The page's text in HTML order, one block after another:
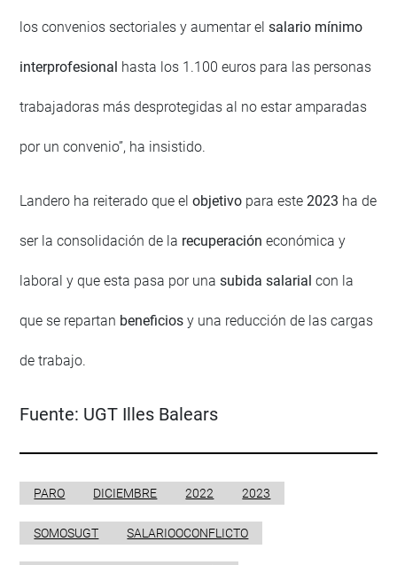
los convenios sectoriales y aumentar elsalario mínimo
interprofesional hasta los 1.100 euros para las personas
trabajadoras más desprotegidas al no estar amparadas
por un convenio”, ha insistido.
Landero ha reiterado que elobjetivo para este2023 ha de
ser la consolidación de la recuperación económica y
laboral y que esta pasa por unasubida salarialcon la
que se repartan beneficios y una reducción de las cargas
de trabajo.
Fuente: UGT Illes Balears
PARO DICIEMBRE 2022 2023
SOMOSUGT SALARIOOCONFLICTO